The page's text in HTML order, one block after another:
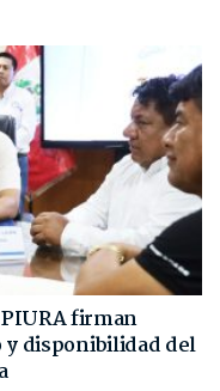
PIURA firman
disponibilidad del